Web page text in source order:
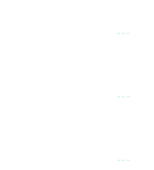
---
---
---